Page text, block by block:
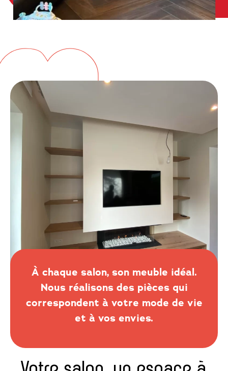
À chaque salon, son meuble idéal.
Nous réalisons des pièces qui
correspondent à votre mode de vie
et à vos envies.